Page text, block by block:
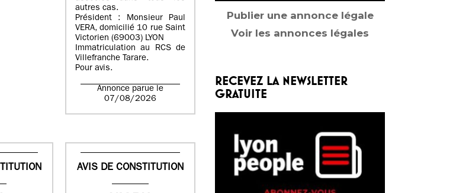
autres cas.
Président : Monsieur Paul
VERA, domicilié 10 rue Saint
Victorien (69003) LYON
Immatriculation au RCS de
Villefranche Tarare.
Pour avis.
Annonce parue le
07/08/2026
AVIS DE CONSTITUTION
Publier une annonce légale
Voir les annonces légales
RECEVEZ LA NEWSLETTER
GRATUITE